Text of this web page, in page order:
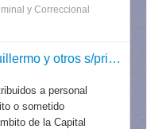
y Correccional
Causa Suárez Mason, Carlos Guillermo y otros s/priv. ileg. de la libertad (Primer Cuerpo del Ejército)
a personal
o sometido
de la Capital